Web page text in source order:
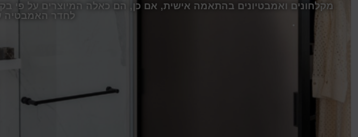
מקלחונים ואמבטיונים בהתאמה אישית, אם כן, הם כאלה המיוצרים על פי
לחדר האמבטיה